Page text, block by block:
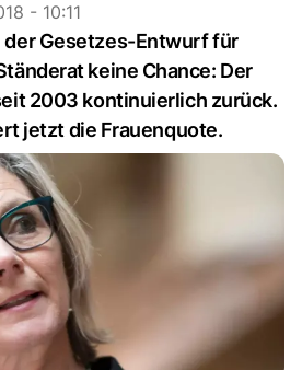
- 10:11
der Gesetzes-Entwurf für
keine Chance: Der
2003 kontinuierlich zurück.
jetzt die Frauenquote.